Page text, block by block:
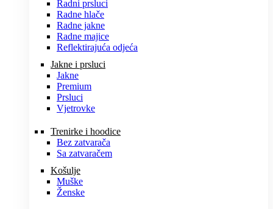
Radni prsluci
Radne hlače
Radne jakne
Radne majice
Reflektirajuća odjeća
Jakne i prsluci
Jakne
Premium
Prsluci
Vjetrovke
Trenirke i hoodice
Bez zatvarača
Sa zatvaračem
Košulje
Muške
Ženske